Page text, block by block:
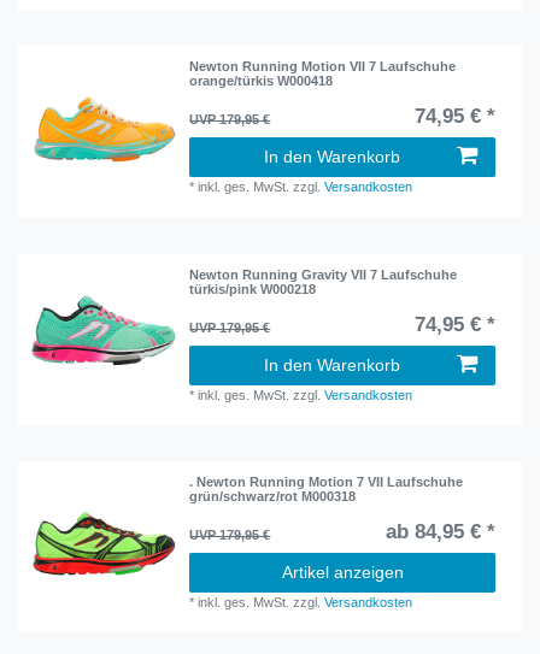
Newton Running Motion VII 7 Laufschuhe
orange/türkis W000418
UVP 179,95 € 74,95 € *
In den Warenkorb
*inkl. ges. MwSt. zzgl.Versandkosten
Newton Running Gravity VII 7 Laufschuhe
türkis/pink W000218
UVP 179,95 € 74,95 € *
In den Warenkorb
*inkl. ges. MwSt. zzgl.Versandkosten
. Newton Running Motion 7 VII Laufschuhe
grün/schwarz/rot M000318
UVP 179,95 € ab 84,95 € *
Artikel anzeigen
*inkl. ges. MwSt. zzgl.Versandkosten